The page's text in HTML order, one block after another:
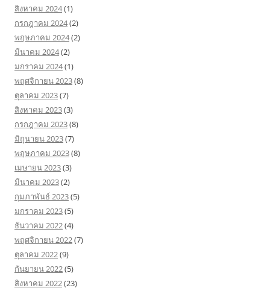
สิงหาคม 2024(1)
กรกฎาคม 2024(2)
พฤษภาคม 2024(2)
มีนาคม 2024(2)
มกราคม 2024(1)
พฤศจิกายน 2023(8)
ตุลาคม 2023(7)
สิงหาคม 2023(3)
กรกฎาคม 2023(8)
มิถุนายน 2023(7)
พฤษภาคม 2023(8)
เมษายน 2023(3)
มีนาคม 2023(2)
กุมภาพันธ์ 2023(5)
มกราคม 2023(5)
ธันวาคม 2022(4)
พฤศจิกายน 2022(7)
ตุลาคม 2022(9)
กันยายน 2022(5)
สิงหาคม 2022(23)